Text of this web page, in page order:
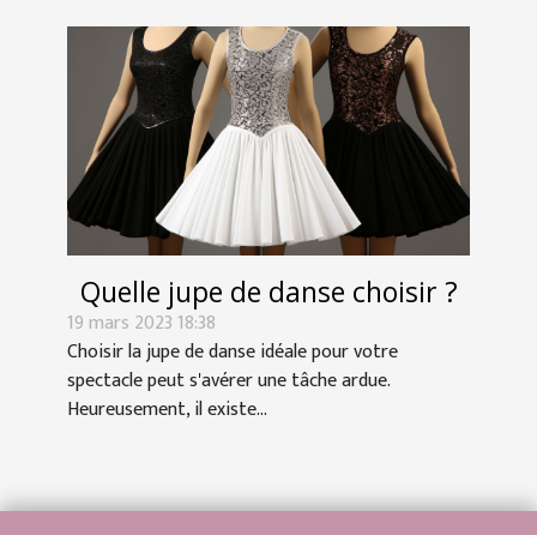
Quelle jupe de danse choisir ?
19 mars 2023 18:38
Choisir la jupe de danse idéale pour votre
spectacle peut s'avérer une tâche ardue.
Heureusement, il existe...